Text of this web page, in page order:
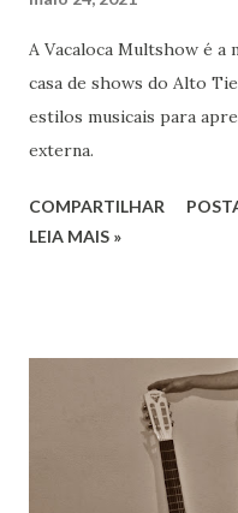
A Vacaloca Multshow é a
casa de shows do Alto
estilos musicais para
externa.
COMPARTILHAR
LEIA MAIS »